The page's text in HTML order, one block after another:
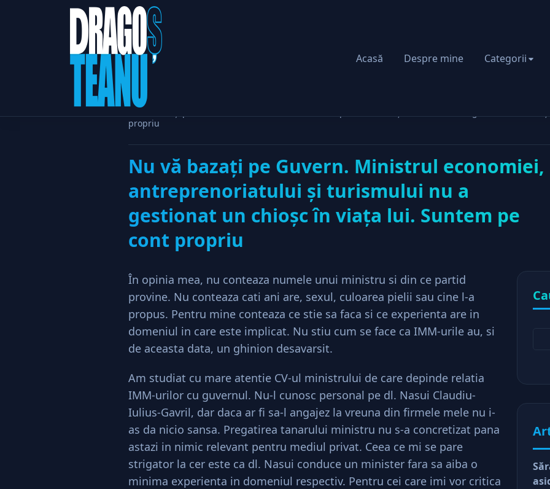
Acasă Despre mine Categorii
Home
propriu
Nu vă bazaţi pe Guvern. Ministrul economiei,
antreprenoriatului şi turismului nu a
gestionat un chioşc în viaţa lui. Suntem pe
cont propriu
În opinia mea, nu conteaza numele unui ministru si din ce partid
provine. Nu conteaza cati ani are, sexul, culoarea pielii sau cine l-a
propus. Pentru mine conteaza ce stie sa faca si ce experienta are in
domeniul in care este implicat. Nu stiu cum se face ca IMM-urile au, si
de aceasta data, un ghinion desavarsit.
Am studiat cu mare atentie CV-ul ministrului de care depinde relatia
IMM-urilor cu guvernul. Nu-l cunosc personal pe dl. Nasui Claudiu-
Iulius-Gavril, dar daca ar fi sa-l angajez la vreuna din firmele mele nu i-
as da nicio sansa. Pregatirea tanarului ministru nu s-a concretizat pana
astazi in nimic relevant pentru mediul privat. Ceea ce mi se pare
strigator la cer este ca dl. Nasui conduce un minister fara sa aiba o
minima experienta in domeniul respectiv. Pentru cei care imi vor critica